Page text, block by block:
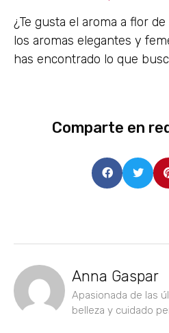
¿Te gusta el aroma a flor
los aromas elegantes y
has encontrado lo que
Comparte en
Anna Gaspar
Apasionada de las
belleza y cuidado